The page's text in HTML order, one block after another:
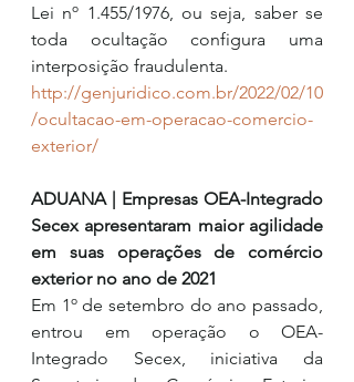
Lei nº 1.455/1976, ou seja, saber se
toda ocultação configura uma
interposição fraudulenta.
http://genjuridico.com.br/2022/02/10
/ocultacao-em-operacao-comercio-
exterior/
ADUANA | Empresas OEA-Integrado
Secex apresentaram maior agilidade
em suas operações de comércio
exterior no ano de 2021
Em 1º de setembro do ano passado,
entrou em operação o OEA-
Integrado Secex, iniciativa da